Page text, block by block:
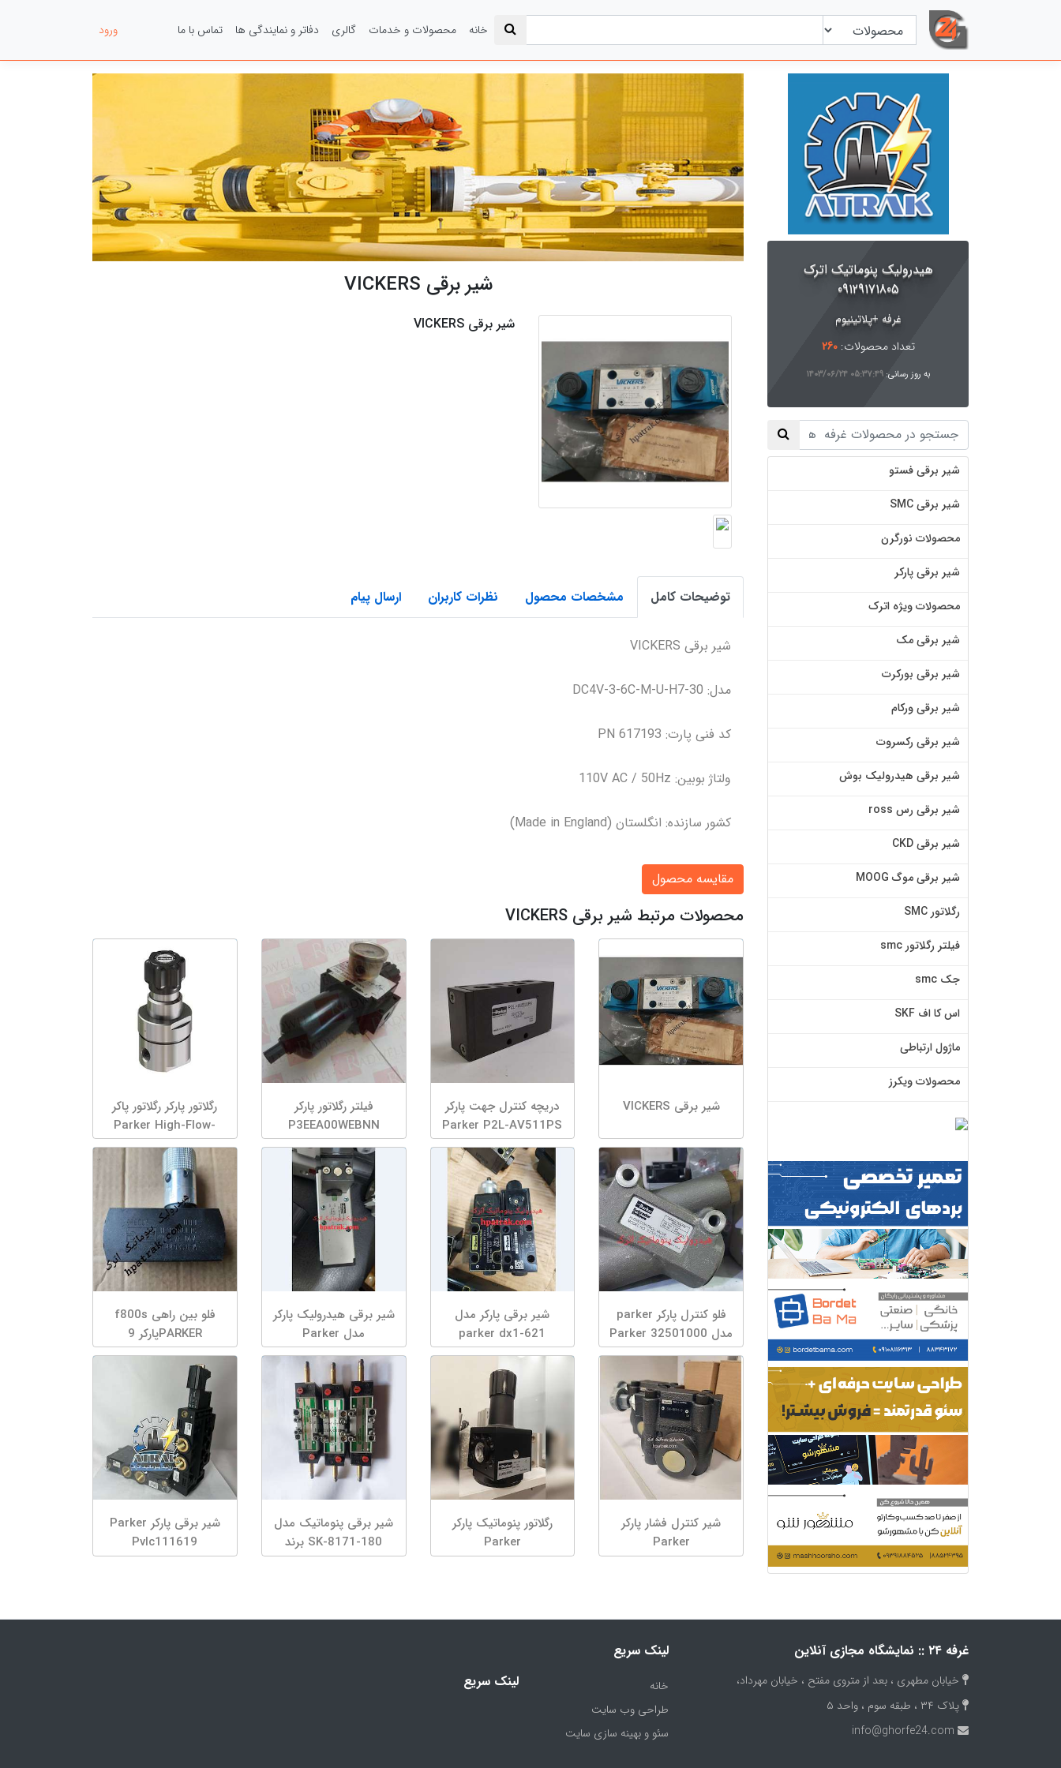
ورود خانه محصولات و خدمات گالری دفاتر و نمایندگی ها تماس با ما
هیدرولیک پنوماتیک اترک
09129171805
غرفه +پلاتینیوم
تعداد محصولات:260
به روز رسانی: ۱۴۰۳/۰۶/۲۴ ۰۵:۳۷:۴۹
شیر برقی فستو
شیر برقی SMC
محصولات نورگرن
شیر برقی پارکر
محصولات ویژه اترک
شیر برقی مک
شیر برقی بورکرت
شیر برقی ورکام
شیر برقی رکسروت
شیر برقی هیدرولیک بوش
شیر برقی رس ross
شیر برقی CKD
شیر برقی موگ MOOG
رگلاتور SMC
فیلتر رگلاتور smc
جک smc
اس کا اف SKF
ماژول ارتباطی
محصولات ویکرز
شیر برقی VICKERS
شیر برقی VICKERS
توضیحات کامل مشخصات محصول نظرات کاربران ارسال پیام
شیر برقی VICKERS
مدل: DC4V-3-6C-M-U-H7-30
کد فنی پارت: PN 617193
ولتاژ بوبین: 110V AC / 50Hz
کشور سازنده: انگلستان (Made in England)
مقایسه محصول
محصولات مرتبط شیر برقی VICKERS
شیر برقی VICKERS
دریچه کنترل جهت پارکر
Parker P2L-AV511PS
فیلتر رگلاتور پارکر
P3EEA00WEBNN
رگلاتور پارکر رگلاتور پاکر
Parker High-Flow-
Regulator
فلو کنترل پارکر parker
مدل Parker 32501000
شیر برقی پارکر مدل
parker dx1-621
شیر برقی هیدرولیک پارکر
مدل Parker
D1vw30hntw70
فلو بین راهی f800s
PARKERپارکر 9
شیر کنترل فشار پارکر
Parker
رگلاتور پنوماتیک پارکر
Parker
شیر برقی پنوماتیک مدل
SK-8171-180 برند
Walter Pneumatik
شیر برقی پارکر Parker
Pvlc111619
غرفه ۲۴ :: نمایشگاه مجازی آنلاین
خیابان مطهری ، بعد از متروی مفتح ، خیابان مهرداد،
پلاک ۳۴ ، طبقه سوم ، واحد ۵
لینک سریع
خانه
طراحی وب سایت
سئو و بهینه سازی سایت
لینک سریع